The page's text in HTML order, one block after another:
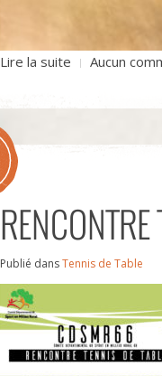
Lire la suite Aucun
Publié dansTennis de Table